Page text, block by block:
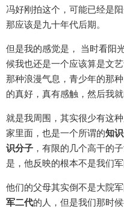
冯好刚拍这个，可能已经是
那应该是九十年代后期。
但是我的感觉是， 当时看阳
候我也还是一个应该算是文
那种浪漫气息，青少年的那
的真好，真有感触，然后我就
就是我周围，其实很少有这
家里面，也是一个所谓的知
识分子 ，有限的几个高干的
是，他反映的根本不是我们军
他们的父母其实倒不是大院
军二代的人，但是我们那时